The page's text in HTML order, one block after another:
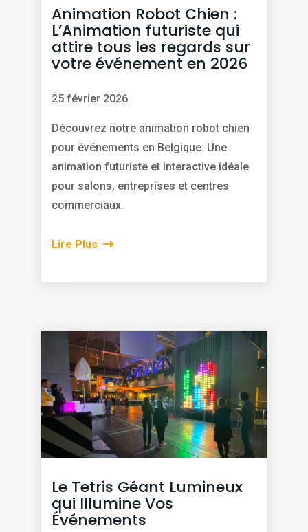
Animation Robot Chien :
L’Animation futuriste qui
attire tous les regards sur
votre événement en 2026
25 février 2026
Découvrez notre animation robot chien
pour événements en Belgique. Une
animation futuriste et interactive idéale
pour salons, entreprises et centres
commerciaux.
Lire Plus
Le Tetris Géant Lumineux
qui Illumine Vos
Événements